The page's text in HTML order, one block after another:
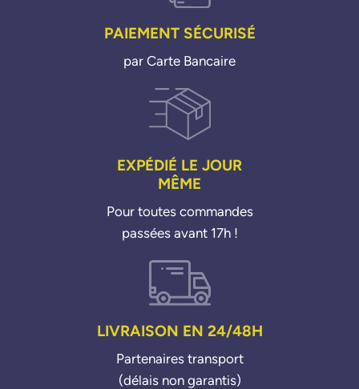
PAIEMENT SÉCURISÉ
par Carte Bancaire
EXPÉDIÉ LE JOUR
MÊME
Pour toutes commandes
passées avant 17h !
LIVRAISON EN 24/48H
Partenaires transport
(délais non garantis)